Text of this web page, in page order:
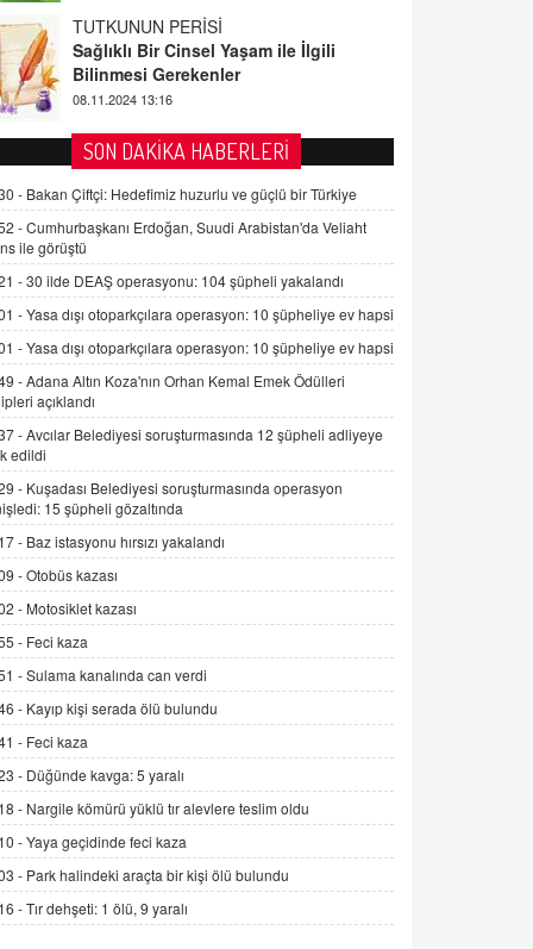
TUTKUNUN PERİSİ
Sağlıklı Bir Cinsel Yaşam ile İlgili
Bilinmesi Gerekenler
08.11.2024 13:16
FARUK ÖNALAN
Tezkere Onaylanmasaydı…
2 Kasım 2021 Salı 00:11
AV. DOĞAN CAN DOĞAN
Kişisel verilerin korunması ve dijital
hukukun gelişimi
15.09.2025 16:17
SEHER EREK
Kış Ayları Geldi, Hangi Önlemler
Alınmalı?
İNCİ GÜL AKÖL
Trump Keşke Adana'yı da Ziyaret Etse...
06.07.2026 13:00
ADEM AKÖL
Esed Destekçilerinin Yüzüne Vurulan
Şamar: Sednaya
11.12.2024 12:30
DR. EKREM ASLAN
Gerçek Ne, Algı Ne? "Beraber
Yürüyoruz" Cümlesinin Peşinden
19.07.2025 12:45
GÖNÜL MENEKŞE
Şifacının Yolu
04.11.2025 12:56
SON DAKİKA HABERLERİ
- Bakan Çiftçi: Hedefimiz huzurlu ve güçlü bir Türkiye
-Cumhurbaşkanı Erdoğan, Suudi Arabistan'da Veliaht
ile görüştü
-30 ilde DEAŞ operasyonu: 104 şüpheli yakalandı
-Yasa dışı otoparkçılara operasyon: 10 şüpheliye ev hapsi
-Yasa dışı otoparkçılara operasyon: 10 şüpheliye ev hapsi
-Adana Altın Koza'nın Orhan Kemal Emek Ödülleri
açıklandı
-Avcılar Belediyesi soruşturmasında 12 şüpheli adliyeye
edildi
- Kuşadası Belediyesi soruşturmasında operasyon
15 şüpheli gözaltında
- Baz istasyonu hırsızı yakalandı
-Otobüs kazası
- Motosiklet kazası
- Feci kaza
-Sulama kanalında can verdi
- Kayıp kişi serada ölü bulundu
- Feci kaza
- Düğünde kavga: 5 yaralı
- Nargile kömürü yüklü tır alevlere teslim oldu
-Yaya geçidinde feci kaza
- Park halindeki araçta bir kişi ölü bulundu
-Tır dehşeti: 1 ölü, 9 yaralı